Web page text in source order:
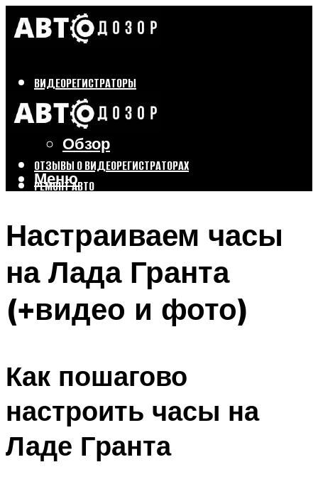
ВИДЕОРЕГИСТРАТОРЫ
Бренды
Выбор
Обзор
ОТЗЫВЫ О ВИДЕОРЕГИСТРАТОРАХ
РЕМОНТ АВТО
Меню
Меню
Настраиваем часы
на Лада Гранта
(+видео и фото)
Как пошагово
настроить часы на
Ладе Гранта